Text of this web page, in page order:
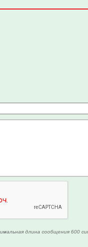
длина сообщения 600